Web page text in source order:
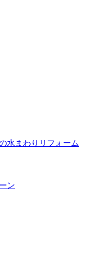
水まわりリフォーム
ン